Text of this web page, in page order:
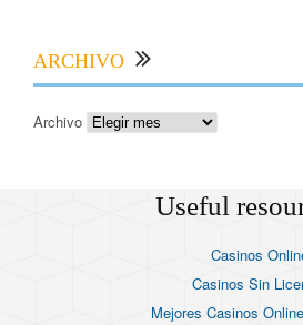
ARCHIVO
Archivo
Useful
Casinos
Casinos Sin
Mejores Casinos